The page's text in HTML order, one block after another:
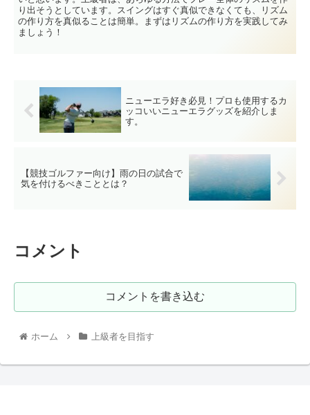
り出そうとしています。スイングはすぐ真似できなくても、リズム
の作り方を真似ることは簡単。まずはリズムの作り方を実践してみ
ましょう！
ニューエラ好き必見！プロも使用するカ
ッコいいニューエラグッズを紹介しま
す。
【競技ゴルファー向け】雨の日の試合で
気を付けるべきこととは？
コメント
コメントを書き込む
ホーム 上級者を目指す